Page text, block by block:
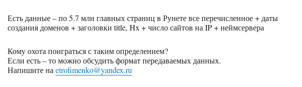
Есть данные – по 5.7 млн главных страниц в Рунете все перечисленное + даты
создания доменов + заголовки title, Hx + число сайтов на IP + неймсервера
Кому охота поиграться с таким определением?
Если есть – то можно обсудить формат передаваемых данных.
Напишите на etrofimenko@yandex.ru